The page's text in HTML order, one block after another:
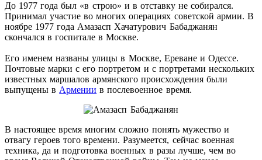
До 1977 года был «в строю» и в отставку не собирался.
Принимал участие во многих операциях советской армии. В
ноябре 1977 года Амазасп Хачатурович Бабаджанян
скончался в госпитале в Москве.
Его именем названы улицы в Москве, Ереване и Одессе.
Почтовые марки с его портретом и с портретами нескольких
известных маршалов армянского происхождения были
выпущены в Армении в послевоенное время.
В настоящее время многим сложно понять мужество и
отвагу героев того времени. Разумеется, сейчас военная
техника, да и подготовка военных в разы лучше, чем во